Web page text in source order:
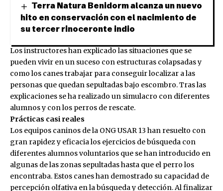
Terra Natura Benidorm alcanza un nuevo
hito en conservación con el nacimiento de
su tercer rinoceronte indio
Los instructores han explicado las situaciones que se
pueden vivir en un suceso con estructuras colapsadas y
como los canes trabajar para conseguir localizar a las
personas que quedan sepultadas bajo escombro. Tras las
explicaciones se ha realizado un simulacro con diferentes
alumnos y con los perros de rescate.
Prácticas casi reales
Los equipos caninos de la ONG USAR 13 han resuelto con
gran rapidez y eficacia los ejercicios de búsqueda con
diferentes alumnos voluntarios que se han introducido en
algunas de las zonas sepultadas hasta que el perro los
encontraba. Estos canes han demostrado su capacidad de
percepción olfativa en la búsqueda y detección. Al finalizar